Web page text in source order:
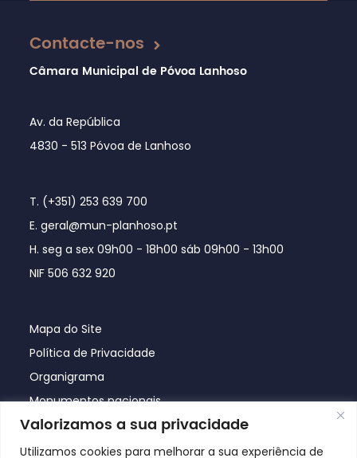
Valorizamos a sua privacidade
Utilizamos cookies para melhorar a sua experiência de
Atualizado em 11/12/2019
Contacte-nos
Câmara Municipal de Póvoa Lanhoso
Av. da República
4830 - 513 Póvoa de Lanhoso
T. (+351) 253 639 700
E. geral@mun-planhoso.pt
H. seg a sex 09h00 - 18h00 sáb 09h00 - 13h00
NIF 506 632 920
Mapa do Site
Política de Privacidade
Organigrama
Monumentos nacionais